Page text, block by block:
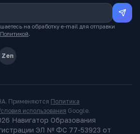
на обработку e-mail для отправки
Политикой.
Zen
Применяются Политика
использования Google.
Навигатор Образования
ЭЛ № ФС 77-53923 от